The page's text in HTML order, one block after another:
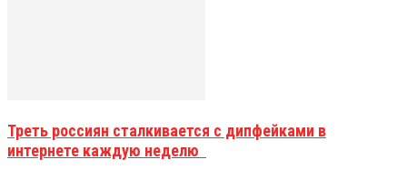
Треть россиян сталкивается с дипфейками в
интернете каждую неделю